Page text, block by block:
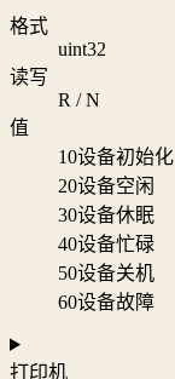
格式
uint32
读写
R / N
值
10设备初始化
20设备空闲
30设备休眠
40设备忙碌
50设备关机
60设备故障
打印机